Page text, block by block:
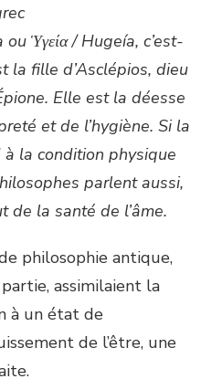
ou Ὑγεία/Hugeía, c’est-
la fille d’Asclépios, dieu
Elle est la déesse
et de l’hygiène. Si la
à la condition physique
parlent aussi,
la santé de l’âme.
philosophie antique,
assimilaient la
à un état de
de l’être, une